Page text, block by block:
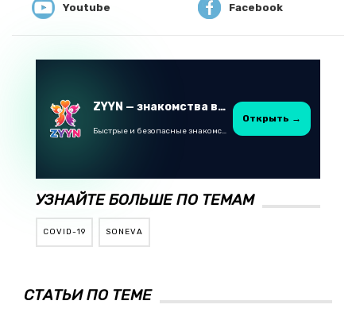
Youtube Facebook
ZYYN — знакомства в Казахстане
Быстрые и безопасные знакомства в Telegram
Открыть →
УЗНАЙТЕ БОЛЬШЕ ПО ТЕМАМ
COVID-19 SONEVA
СТАТЬИ ПО ТЕМЕ